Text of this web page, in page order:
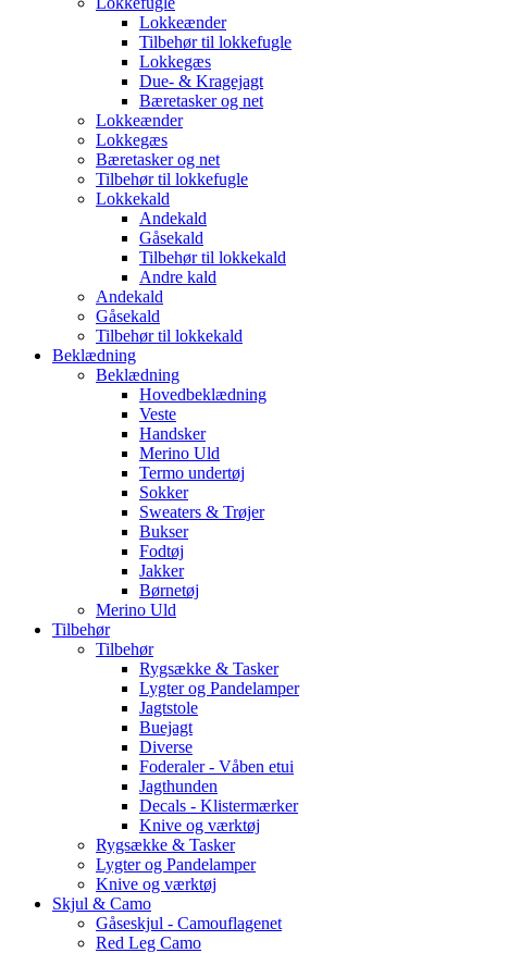
Lokkeænder
Tilbehør til lokkefugle
Lokkegæs
Due- & Kragejagt
Bæretasker og net
Lokkeænder
Lokkegæs
Bæretasker og net
Tilbehør til lokkefugle
Lokkekald
Andekald
Gåsekald
Tilbehør til lokkekald
Andre kald
Andekald
Gåsekald
Tilbehør til lokkekald
Beklædning
Beklædning
Hovedbeklædning
Veste
Handsker
Merino Uld
Termo undertøj
Sokker
Sweaters & Trøjer
Bukser
Fodtøj
Jakker
Børnetøj
Merino Uld
Tilbehør
Tilbehør
Rygsække & Tasker
Lygter og Pandelamper
Jagtstole
Buejagt
Diverse
Foderaler - Våben etui
Jagthunden
Decals - Klistermærker
Knive og værktøj
Rygsække & Tasker
Lygter og Pandelamper
Knive og værktøj
Skjul & Camo
Gåseskjul - Camouflagenet
Red Leg Camo